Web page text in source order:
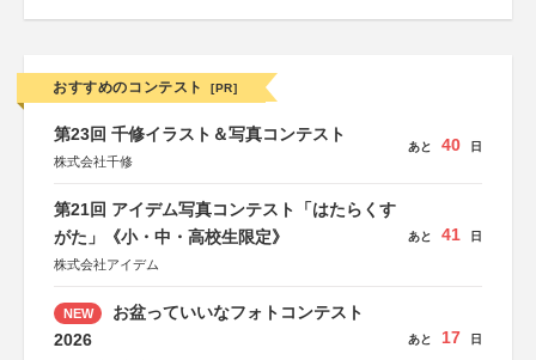
おすすめのコンテスト [PR]
第23回 千修イラスト＆写真コンテスト
株式会社千修
あと 40 日
第21回 アイデム写真コンテスト「はたらくす
がた」《小・中・高校生限定》
株式会社アイデム
あと 41 日
NEW
お盆っていいなフォトコンテスト
2026
あと 17 日